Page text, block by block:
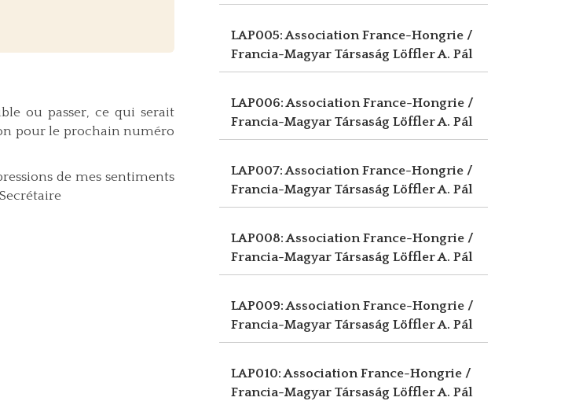
ou passer, ce qui serait
pour le prochain numéro
de mes sentiments
Secrétaire
LAP005: Association France-Hongrie /
Francia-Magyar Társaság Löffler A. Pál
LAP006: Association France-Hongrie /
Francia-Magyar Társaság Löffler A. Pál
LAP007: Association France-Hongrie /
Francia-Magyar Társaság Löffler A. Pál
LAP008: Association France-Hongrie /
Francia-Magyar Társaság Löffler A. Pál
LAP009: Association France-Hongrie /
Francia-Magyar Társaság Löffler A. Pál
LAP010: Association France-Hongrie /
Francia-Magyar Társaság Löffler A. Pál